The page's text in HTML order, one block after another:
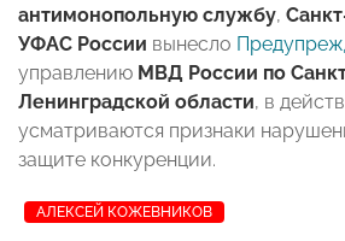
антимонопольную службу,
УФАС России вынесло
управлению МВД России по
Ленинградской области, в
усматриваются признаки
защите конкуренции.
АЛЕКСЕЙ КОЖЕВНИКОВ